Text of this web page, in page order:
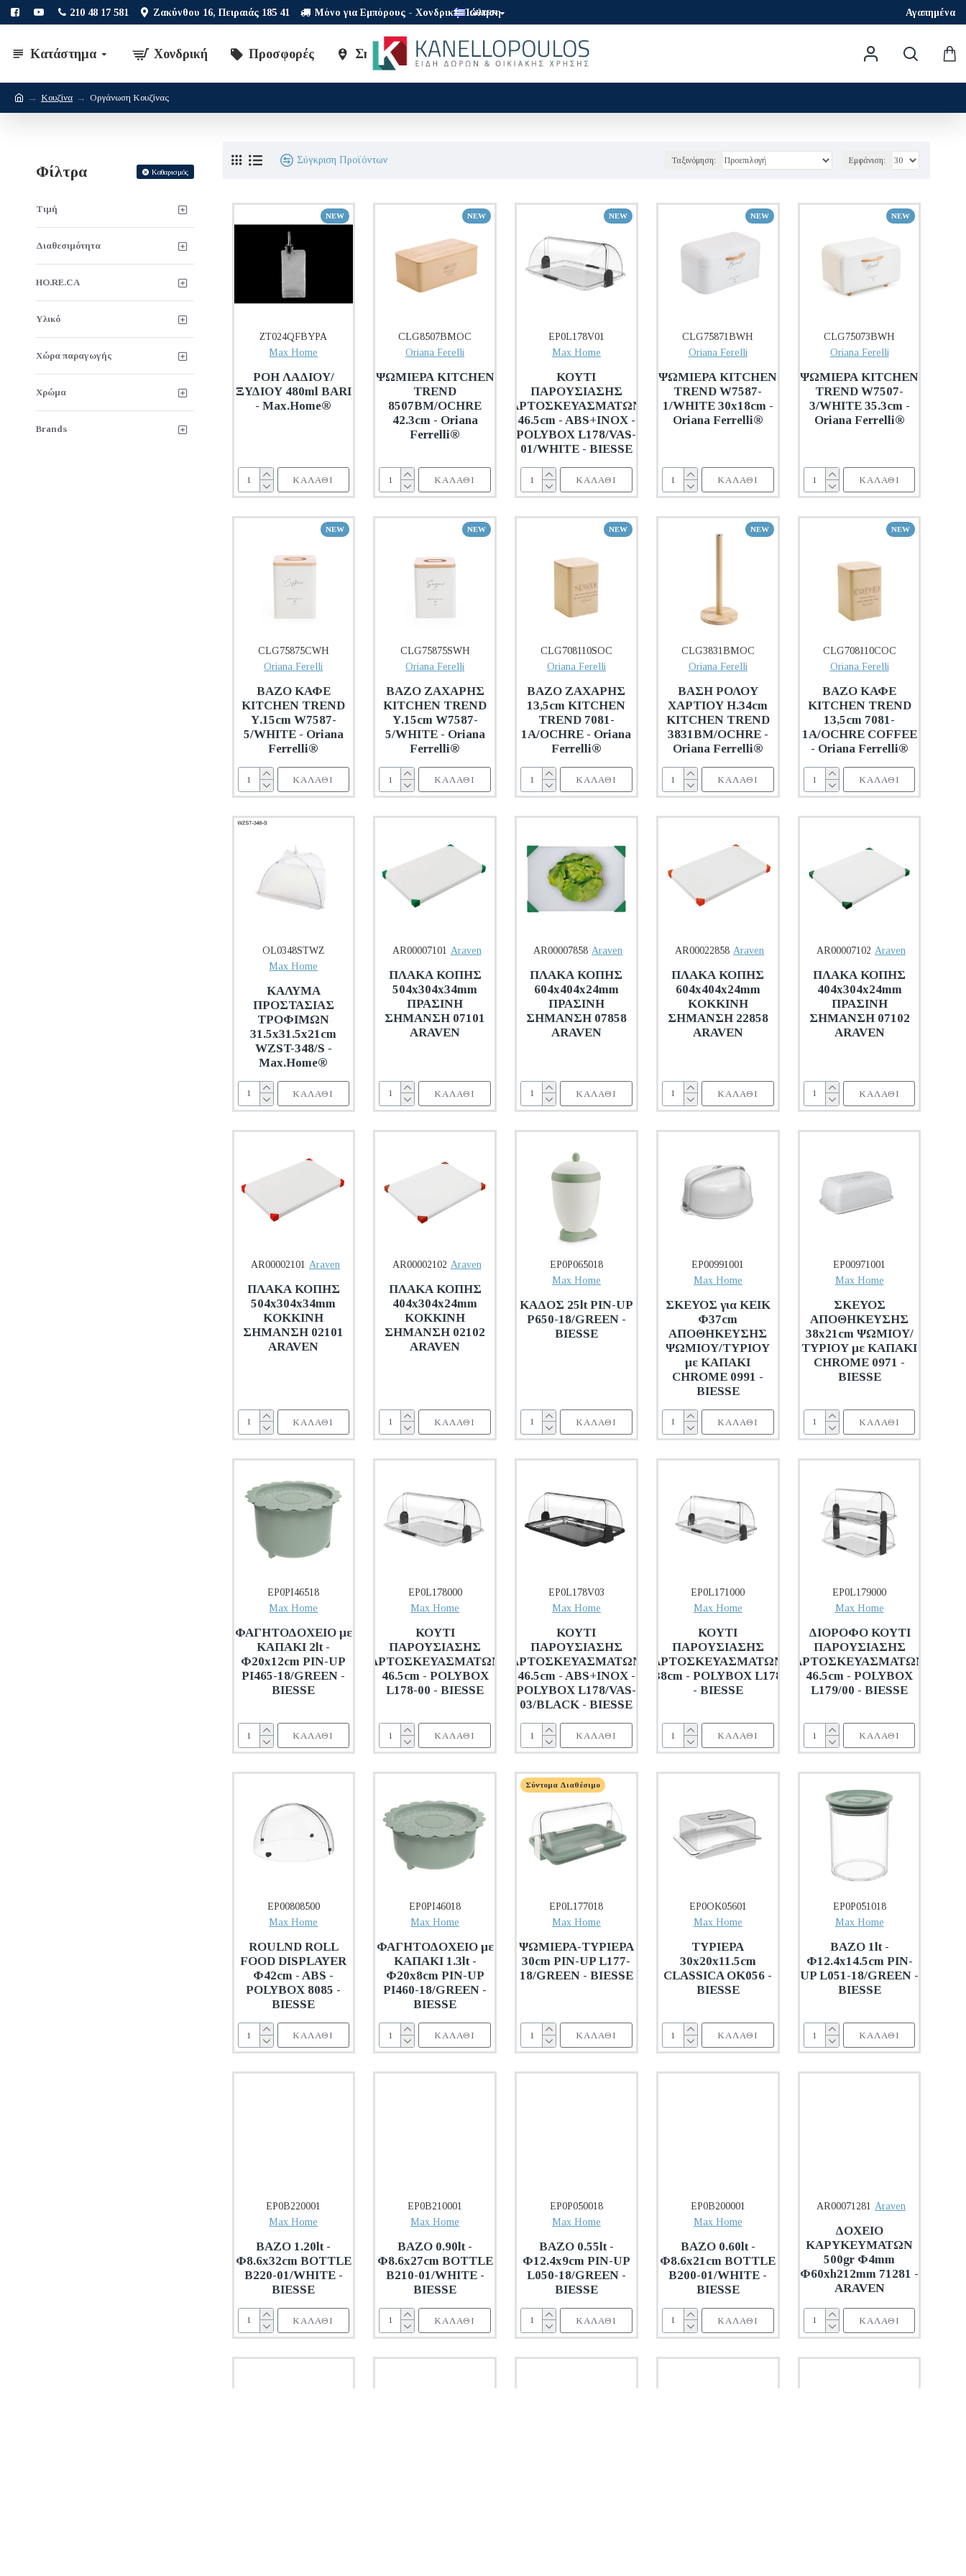
210 48 17 581 Ζακύνθου 16, Πειραιάς 185 41 Μόνο για Εμπόρους - Χονδρική Πώληση
GREEK Αγαπημένα
Κατάστημα Χονδρική Προσφορές Σημεία Πώλησης Brands
Κουζίνα Οργάνωση Κουζίνας
Φίλτρα Καθαρισμός
Τιμή
Brands
Υλικό
Χώρα παραγωγής
HO.RE.CA
Χρώμα
Διαθεσιμότητα
Σύγκριση Προϊόντων Ταξινόμηση: Εμφάνιση:
NEW
ZT024QFBYPA
Max Home
ΡΟΗ ΛΑΔΙΟΥ/
ΞΥΔΙΟΥ 480ml BARI
- Max.Home®
ΚΑΛΆΘΙ
NEW
CLG8507BMOC
Oriana Ferelli
ΨΩΜΙΕΡΑ KITCHEN
TREND
8507BM/OCHRE
42.3cm - Oriana
Ferrelli®
ΚΑΛΆΘΙ
NEW
EP0L178V01
Max Home
ΚΟΥΤΙ
ΠΑΡΟΥΣΙΑΣΗΣ
ΑΡΤΟΣΚΕΥΑΣΜΑΤΩΝ
46.5cm - ABS+INOX -
POLYBOX L178/VAS-
01/WHITE - BIESSE
ΚΑΛΆΘΙ
NEW
CLG75871BWH
Oriana Ferelli
ΨΩΜΙΕΡΑ KITCHEN
TREND W7587-
1/WHITE 30x18cm -
Oriana Ferrelli®
ΚΑΛΆΘΙ
NEW
CLG75073BWH
Oriana Ferelli
ΨΩΜΙΕΡΑ KITCHEN
TREND W7507-
3/WHITE 35.3cm -
Oriana Ferrelli®
ΚΑΛΆΘΙ
NEW
CLG75875CWH
Oriana Ferelli
ΒΑΖΟ ΚΑΦΕ
KITCHEN TREND
Υ.15cm W7587-
5/WHITE - Oriana
Ferrelli®
ΚΑΛΆΘΙ
NEW
CLG75875SWH
Oriana Ferelli
ΒΑΖΟ ΖΑΧΑΡΗΣ
KITCHEN TREND
Υ.15cm W7587-
5/WHITE - Oriana
Ferrelli®
ΚΑΛΆΘΙ
NEW
CLG708110SOC
Oriana Ferelli
ΒΑΖΟ ΖΑΧΑΡΗΣ
13,5cm KITCHEN
TREND 7081-
1A/OCHRE - Oriana
Ferrelli®
ΚΑΛΆΘΙ
NEW
CLG3831BMOC
Oriana Ferelli
ΒΑΣΗ ΡΟΛΟΥ
ΧΑΡΤΙΟΥ H.34cm
KITCHEN TREND
3831BM/OCHRE -
Oriana Ferrelli®
ΚΑΛΆΘΙ
NEW
CLG708110COC
Oriana Ferelli
ΒΑΖΟ ΚΑΦΕ
KITCHEN TREND
13,5cm 7081-
1A/OCHRE COFFEE
- Oriana Ferrelli®
ΚΑΛΆΘΙ
OL0348STWZ
Max Home
ΚΑΛΥΜΑ
ΠΡΟΣΤΑΣΙΑΣ
ΤΡΟΦΙΜΩΝ
31.5x31.5x21cm
WZST-348/S -
Max.Home®
ΚΑΛΆΘΙ
AR00007101 Araven
ΠΛΑΚΑ ΚΟΠΗΣ
504x304x34mm
ΠΡΑΣΙΝH
ΣΗΜΑΝΣΗ 07101
ARAVEN
ΚΑΛΆΘΙ
AR00007858 Araven
ΠΛΑΚΑ ΚΟΠΗΣ
604x404x24mm
ΠΡΑΣΙΝΗ
ΣΗΜΑΝΣΗ 07858
ARAVEN
ΚΑΛΆΘΙ
AR00022858 Araven
ΠΛΑΚΑ ΚΟΠΗΣ
604x404x24mm
KOKKINH
ΣΗΜΑΝΣΗ 22858
ARAVEN
ΚΑΛΆΘΙ
AR00007102 Araven
ΠΛΑΚΑ ΚΟΠΗΣ
404x304x24mm
ΠΡΑΣΙΝΗ
ΣΗΜΑΝΣΗ 07102
ARAVEN
ΚΑΛΆΘΙ
AR00002101 Araven
ΠΛΑΚΑ ΚΟΠΗΣ
504x304x34mm
KOKKINH
ΣΗΜΑΝΣΗ 02101
ARAVEN
ΚΑΛΆΘΙ
AR00002102 Araven
ΠΛΑΚΑ ΚΟΠΗΣ
404x304x24mm
KOKKINH
ΣΗΜΑΝΣΗ 02102
ARAVEN
ΚΑΛΆΘΙ
EP0P065018
Max Home
ΚΑΔΟΣ 25lt PIN-UP
P650-18/GREEN -
BIESSE
ΚΑΛΆΘΙ
EP00991001
Max Home
ΣΚΕΥΟΣ για ΚΕΙΚ
Φ37cm
ΑΠΟΘΗΚΕΥΣΗΣ
ΨΩΜΙΟΥ/ΤΥΡΙΟΥ
με ΚΑΠΑΚΙ
CHROME 0991 -
BIESSE
ΚΑΛΆΘΙ
EP00971001
Max Home
ΣΚΕΥΟΣ
ΑΠΟΘΗΚΕΥΣΗΣ
38x21cm ΨΩΜΙΟΥ/
ΤΥΡΙΟΥ με ΚΑΠΑΚΙ
CHROME 0971 -
BIESSE
ΚΑΛΆΘΙ
EP0PI46518
Max Home
ΦΑΓΗΤΟΔΟΧΕΙΟ με
ΚΑΠΑΚΙ 2lt -
Φ20x12cm PIN-UP
PI465-18/GREEN -
BIESSE
ΚΑΛΆΘΙ
EP0L178000
Max Home
ΚΟΥΤΙ
ΠΑΡΟΥΣΙΑΣΗΣ
ΑΡΤΟΣΚΕΥΑΣΜΑΤΩΝ
46.5cm - POLYBOX
L178-00 - BIESSE
ΚΑΛΆΘΙ
EP0L178V03
Max Home
ΚΟΥΤΙ
ΠΑΡΟΥΣΙΑΣΗΣ
ΑΡΤΟΣΚΕΥΑΣΜΑΤΩΝ
46.5cm - ABS+INOX -
POLYBOX L178/VAS-
03/BLACK - BIESSE
ΚΑΛΆΘΙ
EP0L171000
Max Home
ΚΟΥΤΙ
ΠΑΡΟΥΣΙΑΣΗΣ
ΑΡΤΟΣΚΕΥΑΣΜΑΤΩΝ
38cm - POLYBOX L178
- BIESSE
ΚΑΛΆΘΙ
EP0L179000
Max Home
ΔΙΟΡΟΦΟ ΚΟΥΤΙ
ΠΑΡΟΥΣΙΑΣΗΣ
ΑΡΤΟΣΚΕΥΑΣΜΑΤΩΝ
46.5cm - POLYBOX
L179/00 - BIESSE
ΚΑΛΆΘΙ
EP00808500
Max Home
ROULND ROLL
FOOD DISPLAYER
Φ42cm - ABS -
POLYBOX 8085 -
BIESSE
ΚΑΛΆΘΙ
EP0PI46018
Max Home
ΦΑΓΗΤΟΔΟΧΕΙΟ με
ΚΑΠΑΚΙ 1.3lt -
Φ20x8cm PIN-UP
PI460-18/GREEN -
BIESSE
ΚΑΛΆΘΙ
Σύντομα Διαθέσιμο
EP0L177018
Max Home
ΨΩΜΙΕΡΑ-ΤΥΡΙΕΡΑ
30cm PIN-UP L177-
18/GREEN - BIESSE
ΚΑΛΆΘΙ
EP0OK05601
Max Home
ΤΥΡΙΕΡΑ
30x20x11.5cm
CLASSICA OK056 -
BIESSE
ΚΑΛΆΘΙ
EP0P051018
Max Home
ΒΑΖΟ 1lt -
Φ12.4x14.5cm PIN-
UP L051-18/GREEN -
BIESSE
ΚΑΛΆΘΙ
EP0B220001
Max Home
ΒΑΖΟ 1.20lt -
Φ8.6x32cm BOTTLE
B220-01/WHITE -
BIESSE
ΚΑΛΆΘΙ
EP0B210001
Max Home
ΒΑΖΟ 0.90lt -
Φ8.6x27cm BOTTLE
B210-01/WHITE -
BIESSE
ΚΑΛΆΘΙ
EP0P050018
Max Home
ΒΑΖΟ 0.55lt -
Φ12.4x9cm PIN-UP
L050-18/GREEN -
BIESSE
ΚΑΛΆΘΙ
EP0B200001
Max Home
ΒΑΖΟ 0.60lt -
Φ8.6x21cm BOTTLE
B200-01/WHITE -
BIESSE
ΚΑΛΆΘΙ
AR00071281 Araven
ΔΟΧΕΙΟ
ΚΑΡΥΚΕΥΜΑΤΩΝ
500gr Φ4mm
Φ60xh212mm 71281 -
ARAVEN
ΚΑΛΆΘΙ